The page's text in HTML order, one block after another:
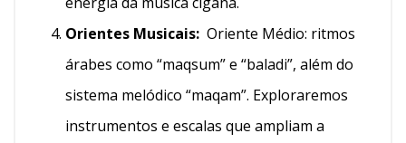
Orientes Musicais: Oriente Médio: ritmos
árabes como “maqsum” e “baladi”, além do
sistema melódico “maqam”. Exploraremos
instrumentos e escalas que ampliam a